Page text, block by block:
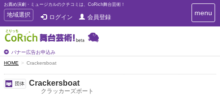
お薦め演劇・ミュージカルのクチコミは、CoRich舞台芸術！
T
o
g
g
e
n
a
v
i
地域選択 ログイン 会員登録
バナー広告お申込み
T
o
menu
HOME Crackersboat
団体 Crackersboat
クラッカーズボート